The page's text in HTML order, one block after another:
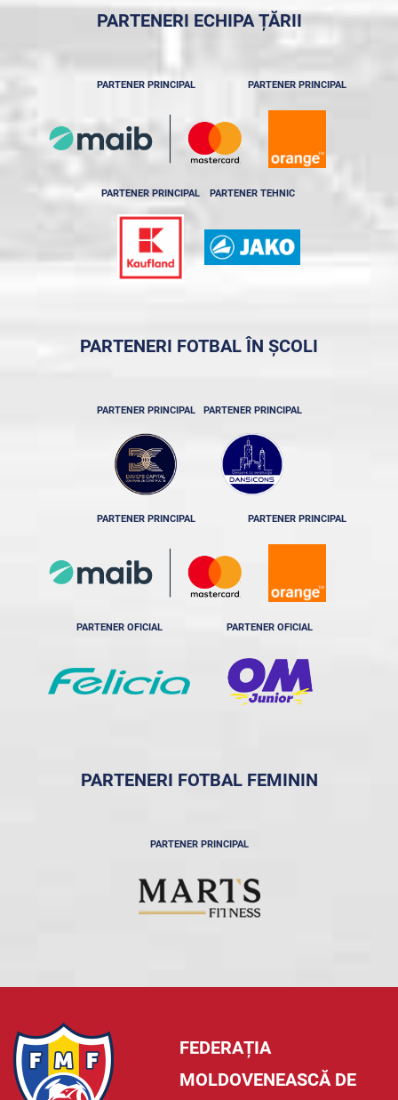
PARTENERI ECHIPA ȚĂRII
PARTENER PRINCIPAL PARTENER PRINCIPAL
PARTENER PRINCIPAL PARTENER TEHNIC
PARTENERI FOTBAL ÎN ȘCOLI
PARTENER PRINCIPAL PARTENER PRINCIPAL
PARTENER PRINCIPAL PARTENER PRINCIPAL
PARTENER OFICIAL PARTENER OFICIAL
PARTENERI FOTBAL FEMININ
PARTENER PRINCIPAL
FEDERAȚIA
MOLDOVENEASCĂ DE